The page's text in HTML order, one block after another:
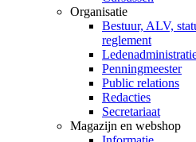
Organisatie
Bestuur, ALV,
reglement
Penningmeester
Public relations
Redacties
Secretariaat
Magazijn en webshop